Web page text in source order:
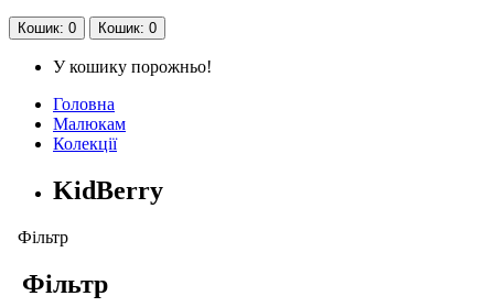
Кошик: 0 Кошик: 0
У кошику порожньо!
Головна
Малюкам
Колекції
KidBerry
Фільтр
Фільтр